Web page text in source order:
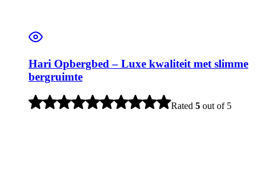
Hari Opbergbed – Luxe kwaliteit met slimme
bergruimte
Rated 5 out of 5